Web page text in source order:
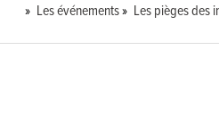
Les événements
Les pièges des